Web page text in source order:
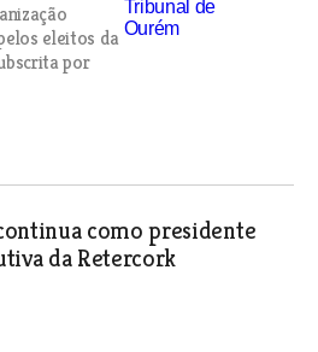
eleitos da
por
como presidente
da Retercork